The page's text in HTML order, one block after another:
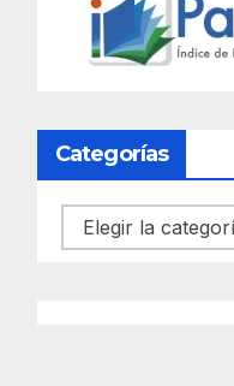
Categorías
Categorías